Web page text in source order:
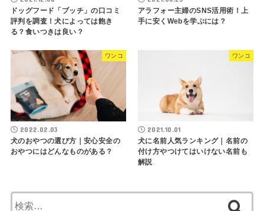
ドッグフード「ブッチ」の口コミ
評判を調査！犬によっては飽き
る？食いつきは良い？
アラフォー主婦のSNS活用術！上
手に安くWebを学ぶには？
ワンコ
2022.02.03
犬のおやつの選び方｜安心安全の
おやつにはどんなものがある？
ワンコ
2021.10.01
犬に名前人気ランキング｜名前の
付け方やつけてはいけない名前も
解説